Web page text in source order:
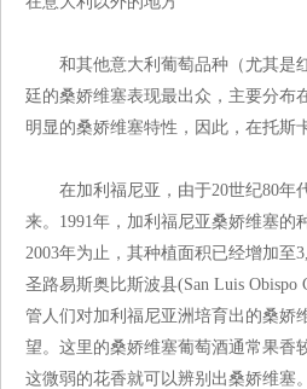
和其他意大利葡萄品种（尤其是红
廷的桑娇维塞表现最出众，主要分布
明显的桑娇维塞特性，因此，在托斯
在加利福尼亚，由于20世纪80年代
来。1991年，加利福尼亚桑娇维塞的
2003年为止，其种植面积已经增加至
圣路易斯奥比斯波县(San Luis Obispo
管人们对加利福尼亚洲培育出的桑娇
望。这里的桑娇维塞葡萄酒通常果香
这微弱的花香就可以辨别出桑娇维塞